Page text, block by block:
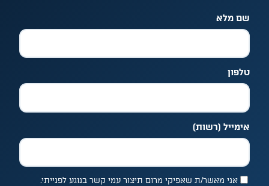
שם מלא
טלפון
אימייל (רשות)
אני מאשר/ת שאפיקי מרום תיצור עמי קשר בנוגע לפנייתי.